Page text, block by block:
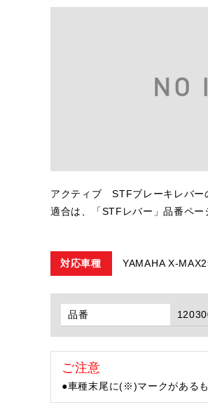
アクティブ STFブレーキレバー
適合は、「STFレバー」品番ペー
対応車種 YAMAHA X-
品番
ご注意
●車種末尾に(※)マークがある